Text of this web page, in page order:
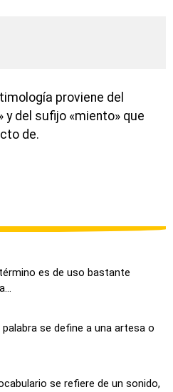
proviene del
del sufijo «miento» que
de.
es de uso bastante
se define a una artesa o
se refiere de un sonido,